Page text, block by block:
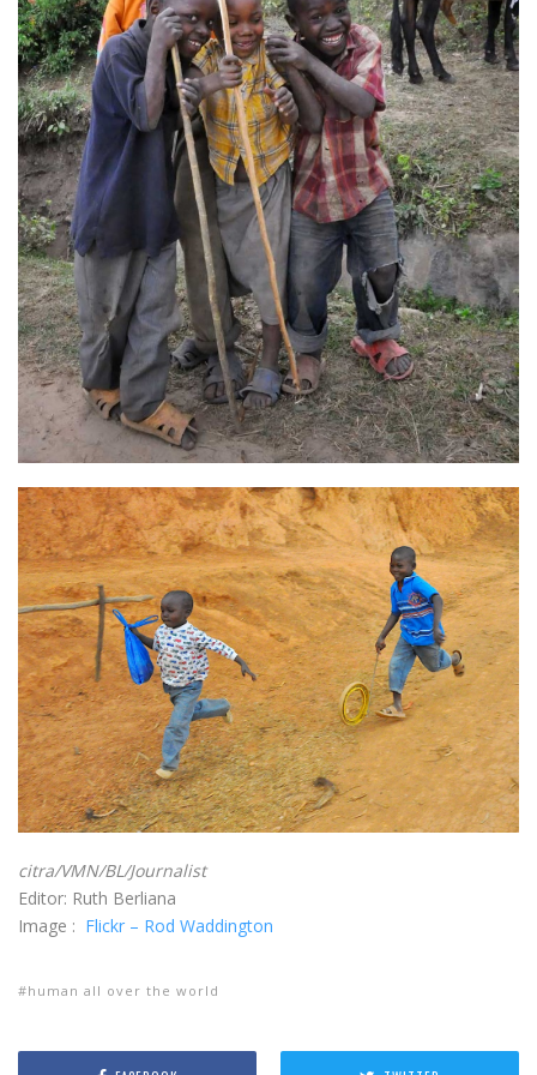
citra/VMN/BL/Journalist
Editor: Ruth Berliana
Image : Flickr – Rod Waddington
human all over the world